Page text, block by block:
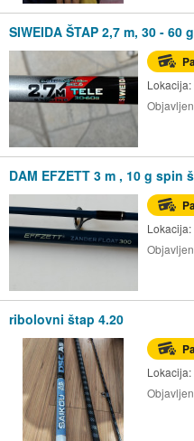
SIWEIDA ŠTAP 2,7 m, 30 - 60
Lokacija:
DAM EFZETT 3 m , 10 g spin
Lokacija:
ribolovni štap 4.20
Lokacija: